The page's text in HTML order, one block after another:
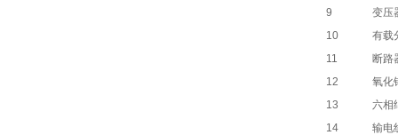
9
变压
10
有载
11
断路
12
氧化
13
六相
14
输电